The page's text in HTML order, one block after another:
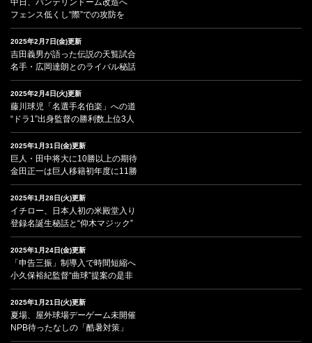
中日、バンテリンドーム改造へ
フェンス低くし“際”での攻防を
2025年2月7日(金)更新
吉田義男が語った伝説の天覧試合
名手・広岡達朗とのライバル秘話
2025年2月4日(火)更新
藤川球児「名選手名伯楽」への道
“ドラ1”出身監督の勝利数上位3人
2025年1月31日(金)更新
巨人・田中将大に10勝以上の期待
金田正一は巨人移籍初年度に11勝
2025年1月28日(火)更新
イチロー、日本人初の米殿堂入り
登録名誕生秘話と“仰木マジック”
2025年1月24日(金)更新
「申告三振」制導入で時間短縮へ
小久保裕紀監督“曲球”提案の是非
2025年1月21日(火)更新
夏場、屋外球場デーゲーム未開催
NPB待ったなしの「酷暑対策」